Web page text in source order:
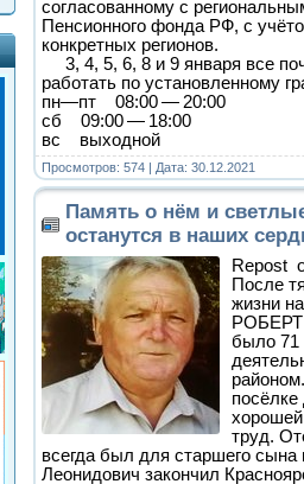
согласованному с
Пенсионного фонда РФ, с
конкретных регионов.
3, 4, 5, 6, 8 и 9 января все
работать по установленному
пн—пт 08:00 — 20:00
сб 09:00 — 18:00
вс выходной
Просмотров: 574 | Дата: 30.12.2021
Память о нём и
останутся в наших
Repost
После
жизни
было 71
хорошей
труд.
всегда был для старшего
Леонидович закончил